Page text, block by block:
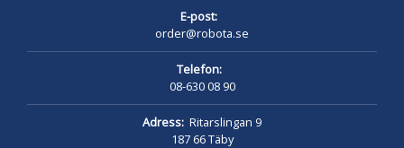
E-post:
order@robota.se
Telefon:
08-630 08 90
Adress: Ritarslingan 9
187 66 Täby